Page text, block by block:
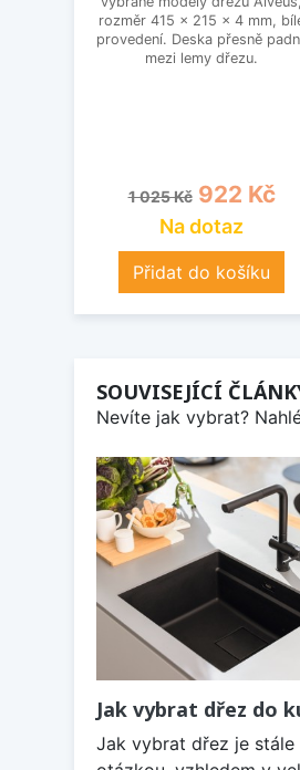
rozměr 415 x 215 x 4 mm,
provedení. Deska přesně
mezi lemy dřezu.
Běžná cena
1 025 Kč Cena
922 Kč
Na dotaz
Přidat do košíku
SOUVISEJÍCÍ
Nevíte jak vybrat?
Jak vybrat dřez do
Jak vybrat dřez je stále